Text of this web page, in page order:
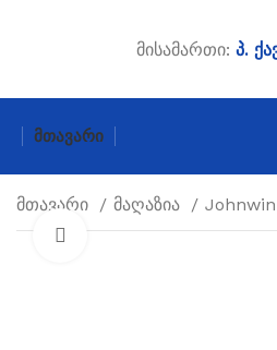
მისამართი: პ.
Მთავარი
მთავარი მაღაზია Johnwin
Click to enlarge